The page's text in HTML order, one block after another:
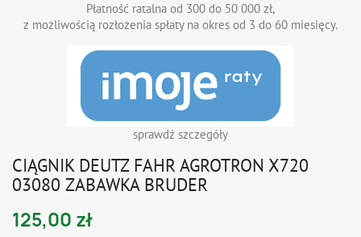
Płatność ratalna od 300 do 50 000 zł,
z możliwością rozłożenia spłaty na okres od 3 do 60 miesięcy.
sprawdź szczegóły
CIĄGNIK DEUTZ FAHR AGROTRON X720
03080 ZABAWKA BRUDER
125,00 zł